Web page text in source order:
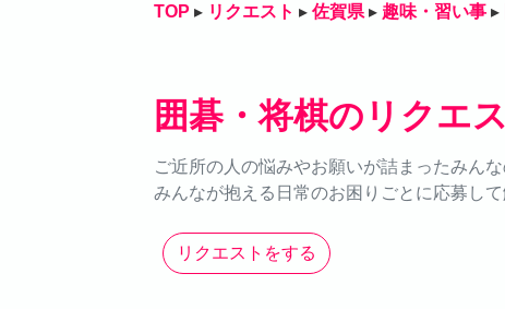
TOP ▸ リクエスト ▸ 佐賀県 ▸ 趣味・習い事 ▸
囲碁・将棋のリクエ
ご近所の人の悩みやお願いが詰まったみん
みんなが抱える日常のお困りごとに応募し
リクエストをする